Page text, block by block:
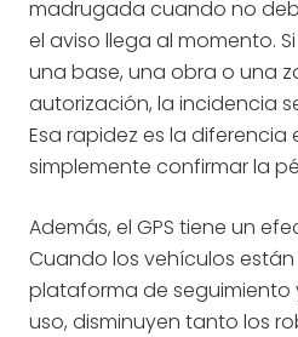
madrugada cuando no
el aviso llega al momento.
una base, una obra o una
autorización, la incidencia
Esa rapidez es la
simplemente confirmar la
Además, el GPS tiene un
Cuando los vehículos
plataforma de seguimiento
uso, disminuyen tanto los